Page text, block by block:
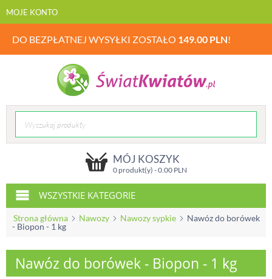
MOJE KONTO
DO BEZPŁATNEJ WYSYŁKI ZOSTAŁO 149.00 PLN!
MÓJ KOSZYK
0 produkt(y) -0.00PLN
WSZYSTKIE KATEGORIE
Strona główna Nawozy Nawozy sypkie
Nawóz do borówek
- Biopon - 1 kg
Nawóz do borówek - Biopon - 1 kg